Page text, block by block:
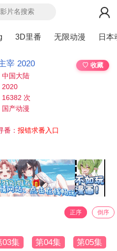
3D里番 无限动漫 日本
宰 2020
♡ 收藏
中国大陆
2020
16382 次
国产动漫
番：报错求番入口
正序 倒序
03集 第04集 第05集